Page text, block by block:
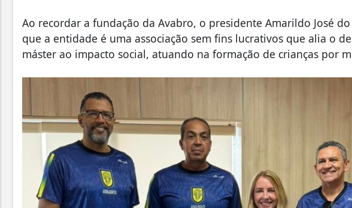
Ao recordar a fundação da Avabro, o presidente Amarildo José
que a entidade é uma associação sem fins lucrativos que alia o
máster ao impacto social, atuando na formação de crianças por